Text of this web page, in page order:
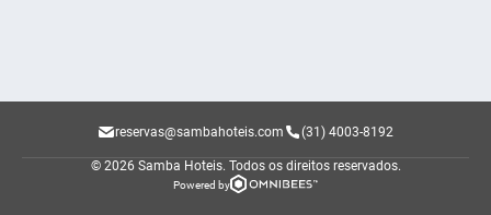
reservas@sambahoteis.com (31) 4003-8192
© 2026 Samba Hoteis. Todos os direitos reservados.
Powered by